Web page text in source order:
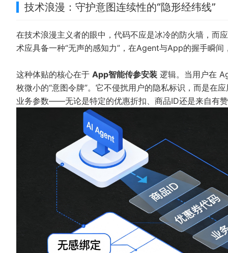
技术浪漫：守护意图连续性的“隐形经纬线”
在技术浪漫主义者的眼中，代码不应是冰冷的防火墙，而
术应具备一种“无声的感知力”，在Agent与App的握手瞬间
这种体贴的核心在于 App智能传参安装 逻辑。当用户在
枚微小的“意图令牌”。它不侵扰用户的隐私标识，而是在
业务参数——无论是特定的优惠折扣、商品ID还是来自有